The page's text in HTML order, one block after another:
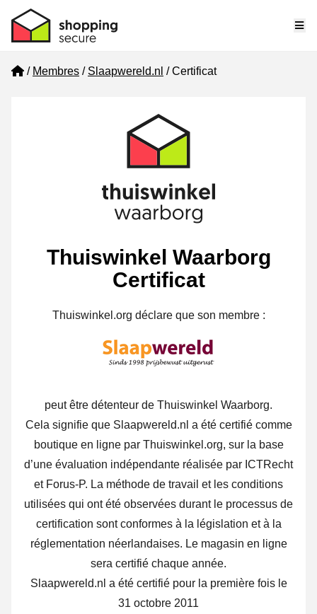
Home
Membres Slaapwereld.nl Certificat
Thuiswinkel Waarborg
Certificat
Thuiswinkel.org déclare que son membre :
peut être détenteur de Thuiswinkel Waarborg.
Cela signifie que Slaapwereld.nl a été certifié comme
boutique en ligne par Thuiswinkel.org, sur la base
d’une évaluation indépendante réalisée par ICTRecht
et Forus-P. La méthode de travail et les conditions
utilisées qui ont été observées durant le processus de
certification sont conformes à la législation et à la
réglementation néerlandaises. Le magasin en ligne
sera certifié chaque année.
Slaapwereld.nl a été certifié pour la première fois le
31 octobre 2011